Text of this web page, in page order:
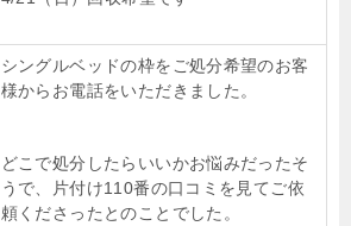
シングルベッドの枠をご処分希望のお客
様からお電話をいただきました。
どこで処分したらいいかお悩みだったそ
うで、片付け110番の口コミを見てご依
頼くださったとのことでした。